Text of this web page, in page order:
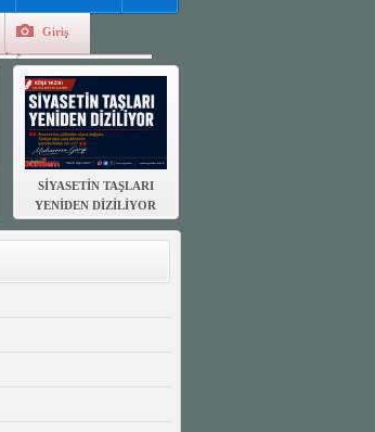
Giriş
Hava Durumu
SİYASETİN TAŞLARI
YENİDEN DİZİLİYOR